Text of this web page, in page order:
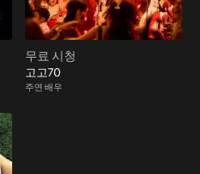
무료 시청
고고70
주연 배우